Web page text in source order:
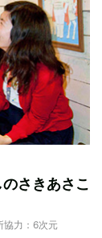
さきあさこ
協力：6次元